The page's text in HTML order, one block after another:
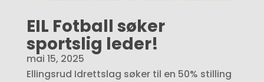
EIL Fotball søker
sportslig leder!
mai 15, 2025
Ellingsrud Idrettslag søker til en 50% stilling